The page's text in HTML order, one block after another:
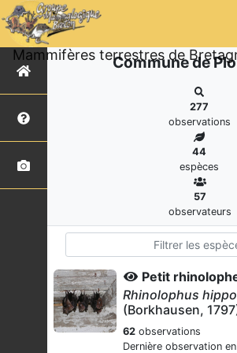
Mammifères terrestres de
Commune de
277
observations
44
espèces
57
observateurs
Petit
Rhinolophus
(Borkhausen,
62 observations
Dernière observation en